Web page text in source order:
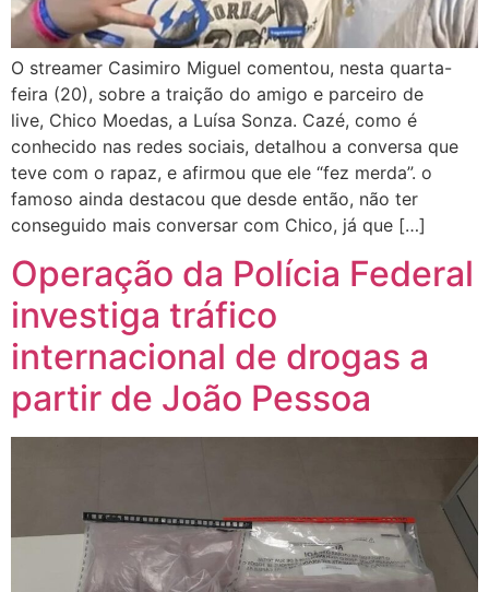
O streamer Casimiro Miguel comentou, nesta quarta-
feira (20), sobre a traição do amigo e parceiro de
live, Chico Moedas, a Luísa Sonza. Cazé, como é
conhecido nas redes sociais, detalhou a conversa que
teve com o rapaz, e afirmou que ele “fez merda”. o
famoso ainda destacou que desde então, não ter
conseguido mais conversar com Chico, já que […]
Operação da Polícia Federal
investiga tráfico
internacional de drogas a
partir de João Pessoa